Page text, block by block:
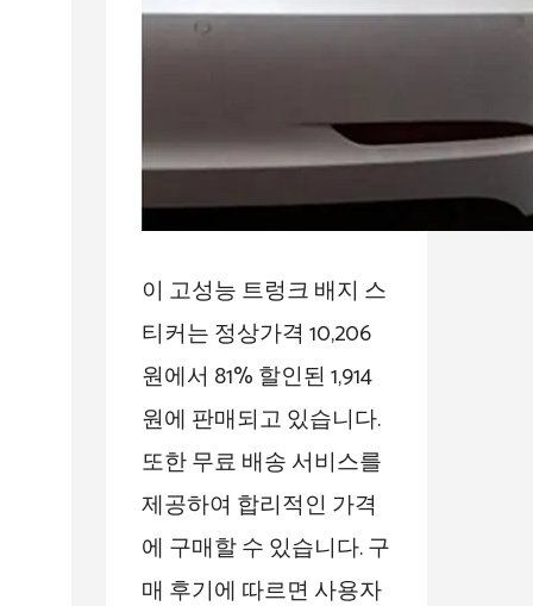
이 고성능 트렁크 배지 스
티커는 정상가격 10,206
원에서 81% 할인된 1,914
원에 판매되고 있습니다.
또한 무료 배송 서비스를
제공하여 합리적인 가격
에 구매할 수 있습니다. 구
매 후기에 따르면 사용자